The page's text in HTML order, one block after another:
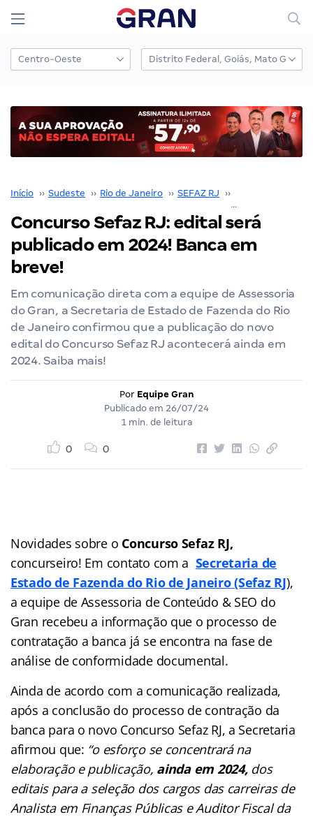
Início ›› Sudeste ›› Rio de Janeiro ›› SEFAZ RJ ››
Concurso Sefaz RJ: edital será
publicado em 2024! Banca em
breve!
Em comunicação direta com a equipe de Assessoria
do Gran, a Secretaria de Estado de Fazenda do Rio
de Janeiro confirmou que a publicação do novo
edital do Concurso Sefaz RJ acontecerá ainda em
2024. Saiba mais!
Por Equipe Gran
Publicado em 26/07/24
1 min. de leitura
0 0
Novidades sobre o Concurso Sefaz RJ,
concurseiro! Em contato com a Secretaria de
Estado de Fazenda do Rio de Janeiro(Sefaz RJ),
a equipe de Assessoria de Conteúdo & SEO do
Gran recebeu a informação que o processo de
contratação a banca já se encontra na fase de
análise de conformidade documental.
Ainda de acordo com a comunicação realizada,
após a conclusão do processo de contração da
banca para o novo Concurso Sefaz RJ, a Secretaria
afirmou que: “o esforço se concentrará na
elaboração e publicação, ainda em 2024,dos
editais para a seleção dos cargos das carreiras de
Analista em Finanças Públicas e Auditor Fiscal da